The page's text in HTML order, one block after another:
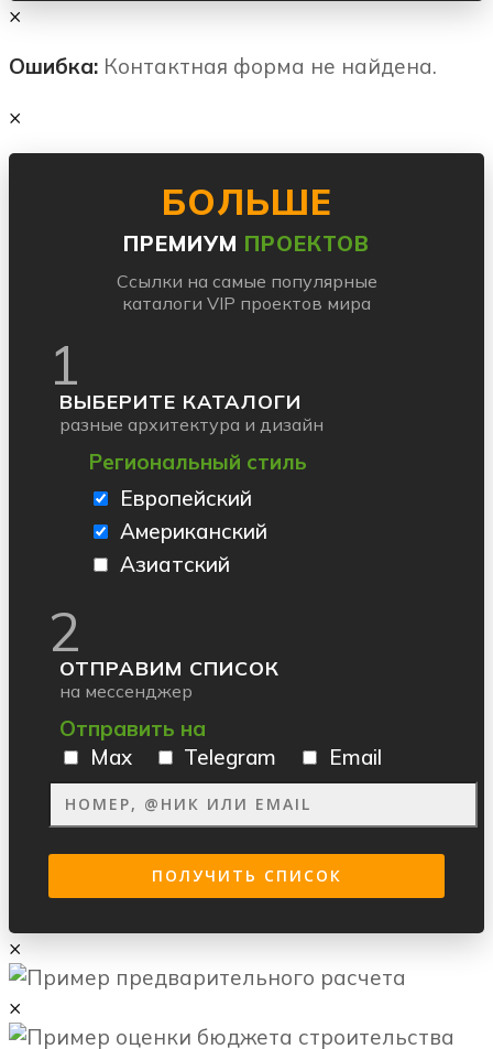
×
Ошибка: Контактная форма не найдена.
×
БОЛЬШЕ
ПРЕМИУМ ПРОЕКТОВ
Ссылки на самые популярные
каталоги VIP проектов мира
1
ВЫБЕРИТЕ КАТАЛОГИ
разные архитектура и дизайн
Региональный стиль
Европейский
Американский
Азиатский
2
ОТПРАВИМ СПИСОК
на мессенджер
Отправить на
Max
Telegram Email
×
×